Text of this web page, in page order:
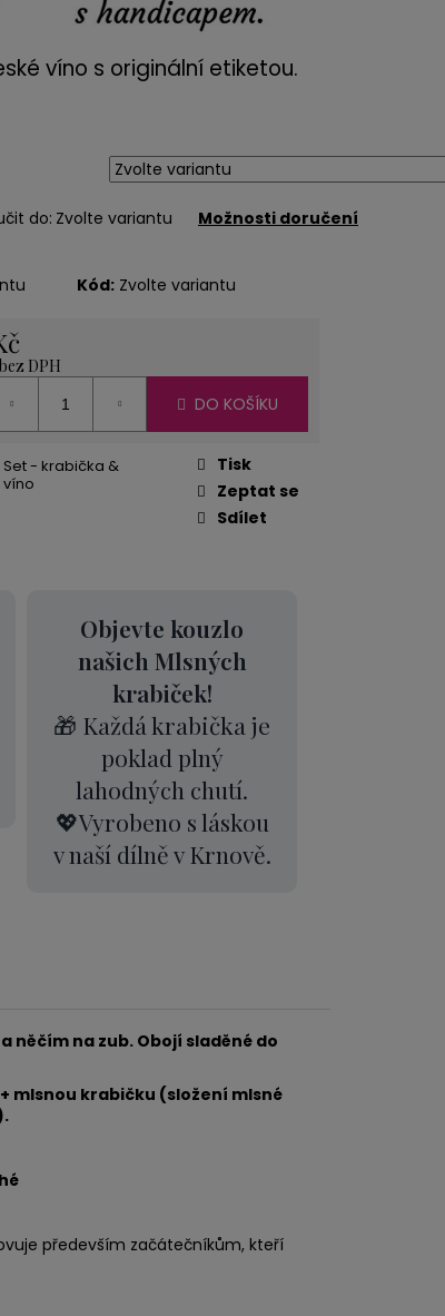
víno s originální etiketou.
do: Zvolte variantu Možnosti doručení
Kód: Zvolte variantu
bez DPH
DO KOŠÍKU
Set - krabička &
víno
Tisk
Zeptat se
Sdílet
Objevte kouzlo
našich Mlsných
krabiček!
🎁 Každá krabička je
poklad plný
lahodných chutí.
💖Vyrobeno s láskou
v naší dílně v Krnově.
na zub. Obojí sladěné do
mlsnou krabičku (složení mlsné
především začátečníkům, kteří